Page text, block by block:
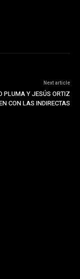
Next article
PLUMA Y JESÚS ORTIZ
CON LAS INDIRECTAS